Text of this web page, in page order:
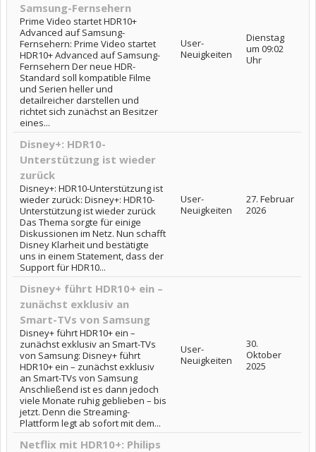
Samsung-Fernsehern
Prime Video startet HDR10+
Advanced auf Samsung-
Fernsehern: Prime Video startet
HDR10+ Advanced auf Samsung-
Fernsehern Der neue HDR-
Standard soll kompatible Filme
und Serien heller und
detailreicher darstellen und
richtet sich zunächst an Besitzer
eines...
User-
Neuigkeiten
Dienstag
um 09:02
Uhr
Disney+: HDR10-
Unterstützung ist wieder
zurück
Disney+: HDR10-Unterstützung ist
wieder zurück: Disney+: HDR10-
Unterstützung ist wieder zurück
Das Thema sorgte für einige
Diskussionen im Netz. Nun schafft
Disney Klarheit und bestätigte
uns in einem Statement, dass der
Support für HDR10...
User-
Neuigkeiten
27. Februar
2026
Disney+ führt HDR10+ ein –
zunächst exklusiv an
Smart-TVs von Samsung
Disney+ führt HDR10+ ein –
zunächst exklusiv an Smart-TVs
von Samsung: Disney+ führt
HDR10+ ein – zunächst exklusiv
an Smart-TVs von Samsung
Anschließend ist es dann jedoch
viele Monate ruhig geblieben – bis
jetzt. Denn die Streaming-
Plattform legt ab sofort mit dem...
User-
Neuigkeiten
30.
Oktober
2025
Netflix mit HDR10+: Philips